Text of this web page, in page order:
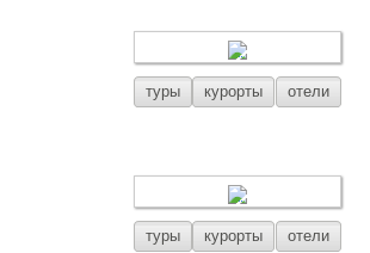
туры курорты отели
туры курорты отели